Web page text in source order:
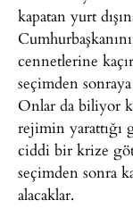
kapatan yurt
cennetlerine
seçimden
Onlar da biliyor
rejimin yarattığı
ciddi bir krize
seçimden sonra
alacaklar.